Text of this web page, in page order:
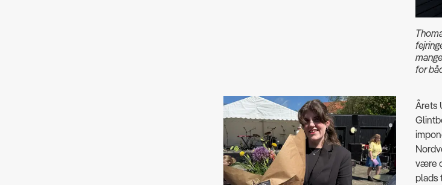
for
Årets
være
plads